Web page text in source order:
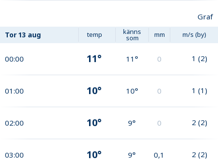
Graf
Tor 13 aug temp känns
som mm m/s (by)
00:00 11° 11° 0 1 (2)
01:00 10° 10° 0 1 (1)
02:00 10° 9° 0 2 (2)
03:00 10° 9° 0,1 2 (2)